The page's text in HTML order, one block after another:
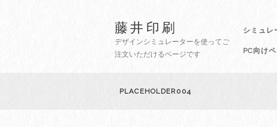
藤井印刷
デザインシミュレーターを使ってご
注文いただけるページです
シミュレ
PC向け
PLACEHOLDER004